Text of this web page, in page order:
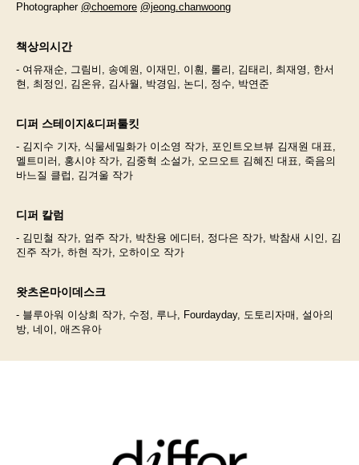
Photographer @choemore @jeong.chanwoong
책상의시간
- 여유재순, 그림비, 송예원, 이재민, 이훤, 롤리, 김태리, 최재영, 한서
현, 최정인, 김온유, 김사월, 박경임, 논디, 정수, 박연준
디퍼 스테이지&디퍼툴킷
- 김지수 기자, 식물세밀화가 이소영 작가, 포인트오브뷰 김재원 대표,
멜트미러, 홍시야 작가, 김중혁 소설가, 오므오트 김혜진 대표, 죽음의
바느질 클럽, 김겨울 작가
디퍼 칼럼
- 김민철 작가, 엄주 작가, 박찬용 에디터, 정다은 작가, 박참새 시인, 김
진주 작가, 하현 작가, 오하이오 작가
왓츠온마이데스크
- 블루아워 이상희 작가, 수정, 루나, Fourdayday, 도토리자매, 설아의
방, 네이, 애즈유아